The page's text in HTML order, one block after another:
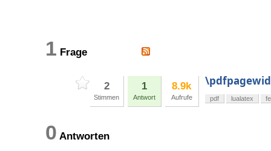
1 Frage
2
Stimmen
1
Antwort
8.9k
Aufrufe pdf lualatex
0 Antworten